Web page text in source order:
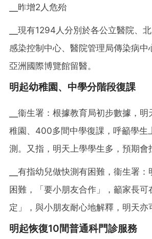
╴昨增2人危殆
╴現有1294人分別於各公立醫院、
感染控制中心、醫院管理局傳染病中
亞洲國際博覽館留醫。
明起幼稚園、中學分階段復課
╴衞生署：根據教育局初步數據，
稚園、400多間中學復課，呼籲學生
測。又指，明天上學學生多，預期會
╴有指幼兒做快測有困難，衞生署
困難，「要小朋友合作」，籲家長可
定」，與小朋友耐心地解釋，明天亦
明起恢復10間普通科門診服務